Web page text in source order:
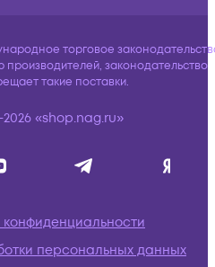
торговое
законодательство
такие поставки.
2026 «shop.nag.ru»
конфиденциальности
персональных данных